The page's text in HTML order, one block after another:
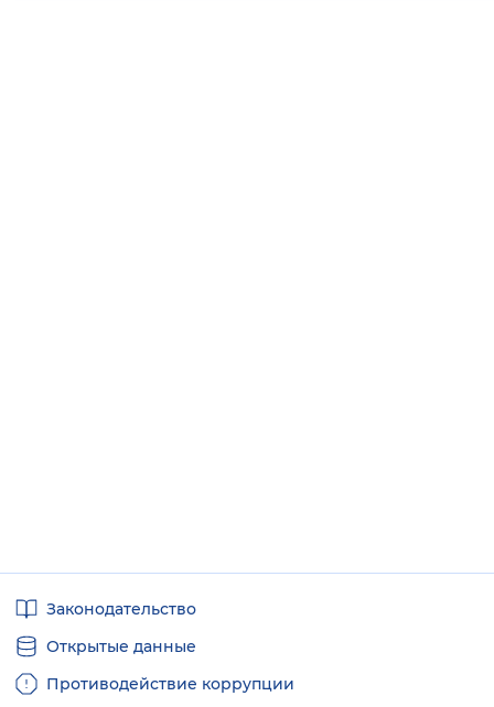
ссылкиЗаконодательство
Открытые данные
Противодействие коррупции